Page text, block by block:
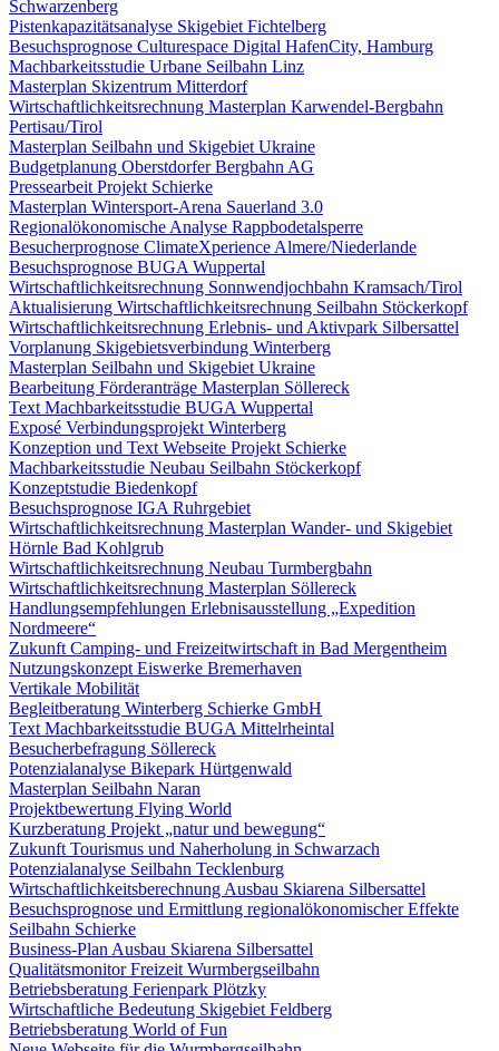
Schwarzenberg
Pistenkapazitätsanalyse Skigebiet Fichtelberg
Besuchsprognose Culturespace Digital HafenCity, Hamburg
Machbarkeitsstudie Urbane Seilbahn Linz
Masterplan Skizentrum Mitterdorf
Wirtschaftlichkeitsrechnung Masterplan Karwendel-Bergbahn
Pertisau/Tirol
Masterplan Seilbahn und Skigebiet Ukraine
Budgetplanung Oberstdorfer Bergbahn AG
Pressearbeit Projekt Schierke
Masterplan Wintersport-Arena Sauerland 3.0
Regionalökonomische Analyse Rappbodetalsperre
Besucherprognose ClimateXperience Almere/Niederlande
Besuchsprognose BUGA Wuppertal
Wirtschaftlichkeitsrechnung Sonnwendjochbahn Kramsach/Tirol
Aktualisierung Wirtschaftlichkeitsrechnung Seilbahn Stöckerkopf
Wirtschaftlichkeitsrechnung Erlebnis- und Aktivpark Silbersattel
Vorplanung Skigebietsverbindung Winterberg
Masterplan Seilbahn und Skigebiet Ukraine
Bearbeitung Förderanträge Masterplan Söllereck
Text Machbarkeitsstudie BUGA Wuppertal
Exposé Verbindungsprojekt Winterberg
Konzeption und Text Webseite Projekt Schierke
Machbarkeitsstudie Neubau Seilbahn Stöckerkopf
Konzeptstudie Biedenkopf
Besuchsprognose IGA Ruhrgebiet
Wirtschaftlichkeitsrechnung Masterplan Wander- und Skigebiet
Hörnle Bad Kohlgrub
Wirtschaftlichkeitsrechnung Neubau Turmbergbahn
Wirtschaftlichkeitsrechnung Masterplan Söllereck
Handlungsempfehlungen Erlebnisausstellung „Expedition
Nordmeere“
Zukunft Camping- und Freizeitwirtschaft in Bad Mergentheim
Nutzungskonzept Eiswerke Bremerhaven
Vertikale Mobilität
Begleitberatung Winterberg Schierke GmbH
Text Machbarkeitsstudie BUGA Mittelrheintal
Besucherbefragung Söllereck
Potenzialanalyse Bikepark Hürtgenwald
Masterplan Seilbahn Naran
Projektbewertung Flying World
Kurzberatung Projekt „natur und bewegung“
Zukunft Tourismus und Naherholung in Schwarzach
Potenzialanalyse Seilbahn Tecklenburg
Wirtschaftlichkeitsberechnung Ausbau Skiarena Silbersattel
Besuchsprognose und Ermittlung regionalökonomischer Effekte
Seilbahn Schierke
Business-Plan Ausbau Skiarena Silbersattel
Qualitätsmonitor Freizeit Wurmbergseilbahn
Betriebsberatung Ferienpark Plötzky
Wirtschaftliche Bedeutung Skigebiet Feldberg
Betriebsberatung World of Fun